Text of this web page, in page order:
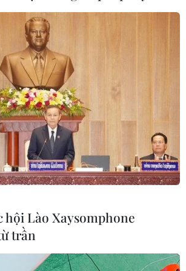
NGUYỄN THỊ TÁM, KHÚC THANH
Quy định sử dụng
Hỗ trợ
TTXVN
Quảng cáo
BTTTT do Bộ Thông tin và Truyền thông
Nguyễn Thị Tám: 093.5958688, Email:
hội Lào Xaysomphone
trần